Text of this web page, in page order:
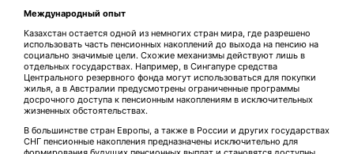
Международный опыт
Казахстан остается одной из немногих стран мира, где разрешено
использовать часть пенсионных накоплений до выхода на пенсию на
социально значимые цели. Схожие механизмы действуют лишь в
отдельных государствах. Например, в Сингапуре средства
Центрального резервного фонда могут использоваться для покупки
жилья, а в Австралии предусмотрены ограниченные программы
досрочного доступа к пенсионным накоплениям в исключительных
жизненных обстоятельствах.
В большинстве стран Европы, а также в России и других государствах
СНГ пенсионные накопления предназначены исключительно для